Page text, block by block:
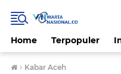
Home Terpopuler
› Kabar Aceh